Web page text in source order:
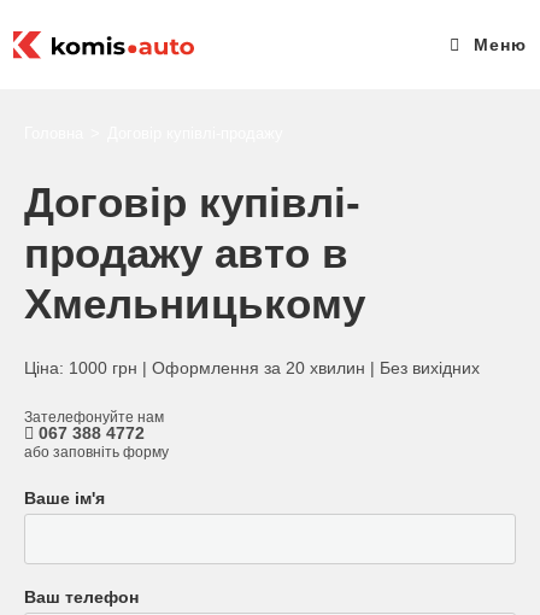
Меню
Договір купівлі-
продажу авто в
Хмельницькому
Ціна: 1000 грн | Оформлення за 20 хвилин | Без вихідних
Зателефонуйте нам
067 388 4772
або заповніть форму
Ваше ім'я
Ваш телефон